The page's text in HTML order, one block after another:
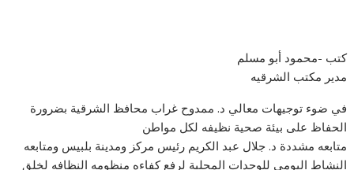
كتب -محمود أبو مسلم
مدير مكتب الشرقيه
في ضوء توجيهات معالي د. ممدوح غراب محافظ الشرقية بضرورة
الحفاظ على بيئة صحية نظيفه لكل مواطن
متابعه مشددة د. جلال عبد الكريم رئيس مركز ومدينة بلبيس ومتابعه
النشاط اليومي للوحدات المحلية لرفع كفاءه منظومه النظافه لخلق